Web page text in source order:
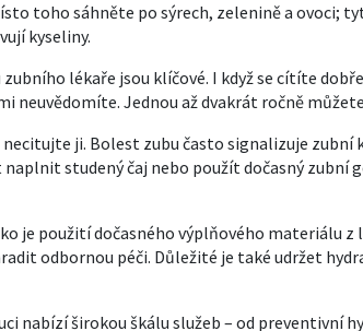
toho sáhněte po sýrech, zelenině a ovoci;
kyseliny.
lékaře jsou klíčové. I když se cítíte
neuvědomíte. Jednou až dvakrát ročně
necitujte ji. Bolest zubu často signalizuje zubní
naplnit studený čaj nebo použít dočasný zubní
je použití dočasného výplňového materiálu
odbornou péči. Důležité je také udržet
nabízí širokou škálu služeb – od preventivní